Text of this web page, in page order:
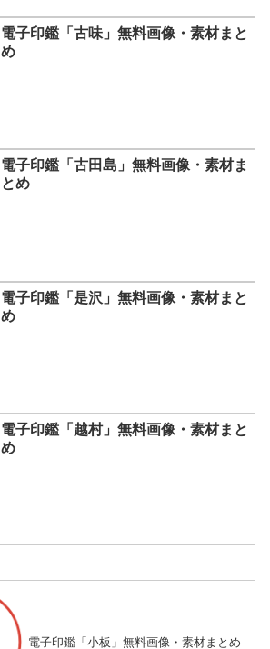
電子印鑑「古味」無料画像・素材まと
め
電子印鑑「古田島」無料画像・素材ま
とめ
電子印鑑「是沢」無料画像・素材まと
め
電子印鑑「越村」無料画像・素材まと
め
電子印鑑「小板」無料画像・素材まとめ